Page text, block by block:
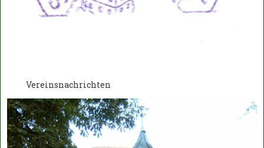
Vereinsnachrichten